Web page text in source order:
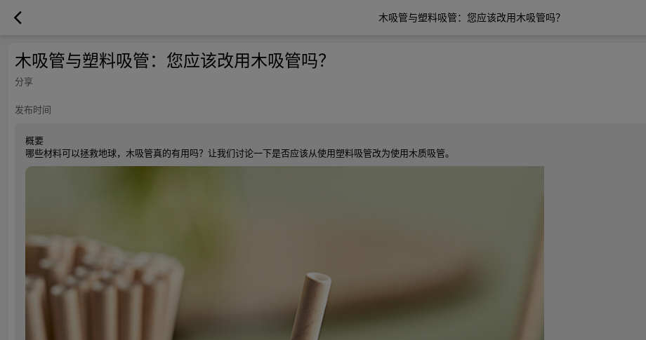
木吸管与塑料吸管：您应该改用木吸管吗？
木吸管与塑料吸管：您应该改用木吸管吗？
分享
发布时间
概要
哪些材料可以拯救地球，木吸管真的有用吗？让我们讨论一下是否应该从使用塑料吸管改为使用木质吸管。